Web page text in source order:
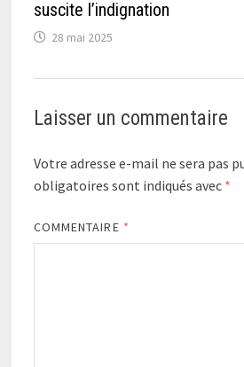
suscite l’indignation
28 mai 2025
Laisser un commentaire
Votre adresse e-mail ne sera pas
obligatoires sont indiqués avec *
COMMENTAIRE *